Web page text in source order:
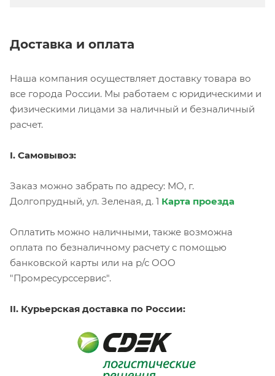
Доставка и оплата
Наша компания осуществляет доставку товара во
все города России. Мы работаем с юридическими и
физическими лицами за наличный и безналичный
расчет.
I. Самовывоз:
Заказ можно забрать по адресу: МО, г.
Долгопрудный, ул. Зеленая, д. 1 Карта проезда
Оплатить можно наличными, также возможна
оплата по безналичному расчету с помощью
банковской карты или на р/с ООО
"Промресурссервис".
II. Курьерская доставка по России: